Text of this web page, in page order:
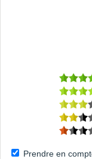
Prendre en